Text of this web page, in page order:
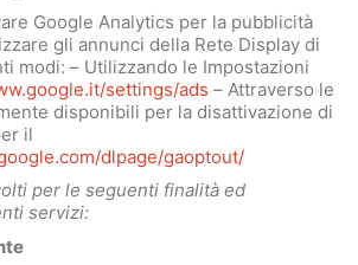
Google Analytics per la pubblicità
gli annunci della Rete Display di
modi: – Utilizzando le Impostazioni
settings/ads – Attraverso le
disponibili per la disattivazione di
il
dlpage/gaoptout/
per le seguenti finalità ed
servizi: